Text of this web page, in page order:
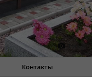
Контакты